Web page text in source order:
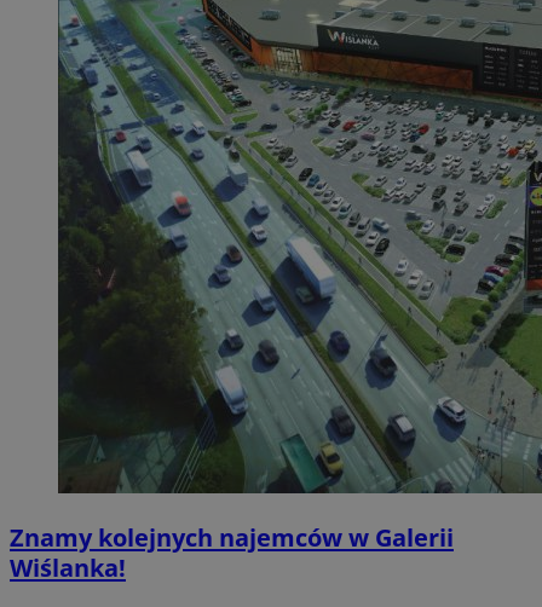
Znamy kolejnych najemców w Galerii
Wiślanka!